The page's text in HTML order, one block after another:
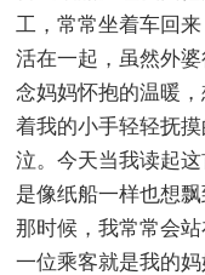
工，常常坐着车回
活在一起，虽然外
念妈妈怀抱的温暖
着我的小手轻轻抚
泣。今天当我读起
是像纸船一样也想
那时候，我常常会
一位乘客就是我的